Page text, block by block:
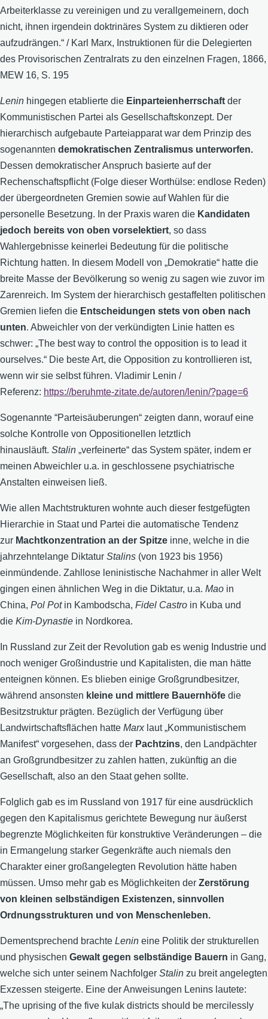
Arbeiterklasse zu vereinigen und zu verallgemeinern, doch
nicht, ihnen irgendein doktrinäres System zu diktieren oder
aufzudrängen.“ / Karl Marx, Instruktionen für die Delegierten
des Provisorischen Zentralrats zu den einzelnen Fragen, 1866,
MEW 16, S. 195
Lenin hingegen etablierte die Einparteienherrschaft der
Kommunistischen Partei als Gesellschaftskonzept. Der
hierarchisch aufgebaute Parteiapparat war dem Prinzip des
sogenannten demokratischen Zentralismus unterworfen.
Dessen demokratischer Anspruch basierte auf der
Rechenschaftspflicht (Folge dieser Worthülse: endlose Reden)
der übergeordneten Gremien sowie auf Wahlen für die
personelle Besetzung. In der Praxis waren die Kandidaten
jedoch bereits von oben vorselektiert, so dass
Wahlergebnisse keinerlei Bedeutung für die politische
Richtung hatten. In diesem Modell von „Demokratie“ hatte die
breite Masse der Bevölkerung so wenig zu sagen wie zuvor im
Zarenreich. Im System der hierarchisch gestaffelten politischen
Gremien liefen die Entscheidungen stets von oben nach
unten. Abweichler von der verkündigten Linie hatten es
schwer: „The best way to control the opposition is to lead it
ourselves.“ Die beste Art, die Opposition zu kontrollieren ist,
wenn wir sie selbst führen. Vladimir Lenin /
Referenz: https://beruhmte-zitate.de/autoren/lenin/?page=6
Sogenannte “Parteisäuberungen“ zeigten dann, worauf eine
solche Kontrolle von Oppositionellen letztlich
hinausläuft. Stalin „verfeinerte“ das System später, indem er
meinen Abweichler u.a. in geschlossene psychiatrische
Anstalten einweisen ließ.
Wie allen Machtstrukturen wohnte auch dieser festgefügten
Hierarchie in Staat und Partei die automatische Tendenz
zur Machtkonzentration an der Spitze inne, welche in die
jahrzehntelange Diktatur Stalins (von 1923 bis 1956)
einmündende. Zahllose leninistische Nachahmer in aller Welt
gingen einen ähnlichen Weg in die Diktatur, u.a. Mao in
China, Pol Pot in Kambodscha, Fidel Castro in Kuba und
die Kim-Dynastie in Nordkorea.
In Russland zur Zeit der Revolution gab es wenig Industrie und
noch weniger Großindustrie und Kapitalisten, die man hätte
enteignen können. Es blieben einige Großgrundbesitzer,
während ansonsten kleine und mittlere Bauernhöfe die
Besitzstruktur prägten. Bezüglich der Verfügung über
Landwirtschaftsflächen hatte Marxlaut „Kommunistischem
Manifest“ vorgesehen, dass der Pachtzins, den Landpächter
an Großgrundbesitzer zu zahlen hatten, zukünftig an die
Gesellschaft, also an den Staat gehen sollte.
Folglich gab es im Russland von 1917 für eine ausdrücklich
gegen den Kapitalismus gerichtete Bewegung nur äußerst
begrenzte Möglichkeiten für konstruktive Veränderungen – die
in Ermangelung starker Gegenkräfte auch niemals den
Charakter einer großangelegten Revolution hätte haben
müssen. Umso mehr gab es Möglichkeiten der Zerstörung
von kleinen selbständigen Existenzen, sinnvollen
Ordnungsstrukturen und von Menschenleben.
Dementsprechend brachte Lenin eine Politik der strukturellen
und physischen Gewalt gegen selbständige Bauern in Gang,
welche sich unter seinem Nachfolger Stalin zu breit angelegten
Exzessen steigerte. Eine der Anweisungen Lenins lautete:
„The uprising of the five kulak districts should be mercilessly